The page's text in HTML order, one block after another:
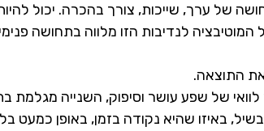
של ערך, שייכות, צורך בהכרה. יכול
לנדיבות הזו מלווה בתחושה
את התוצאה.
של שפע עושר וסיפוק, השנייה מגלמת
באיזו שהיא נקודה בזמן, באופן כמעט